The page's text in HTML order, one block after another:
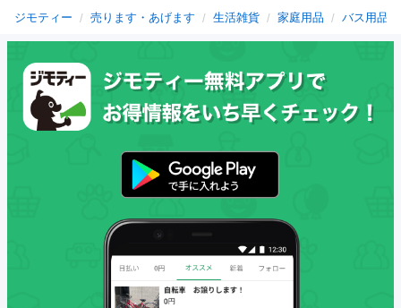
ジモティー 売ります・あげます 生活雑貨 家庭用品 バス用品